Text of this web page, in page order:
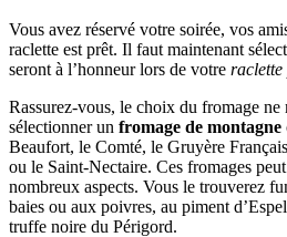
Vous avez réservé votre soirée, vos
raclette est prêt. Il faut maintenant
seront à l’honneur lors de votre raclette
Rassurez-vous, le choix du fromage ne
sélectionner un fromage de montagne
Beaufort, le Comté, le Gruyère
ou le Saint-Nectaire. Ces fromages
nombreux aspects. Vous le trouverez
baies ou aux poivres, au piment
truffe noire du Périgord.